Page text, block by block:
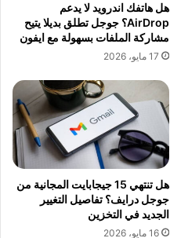
هل هاتفك اندرويد لا يدعم
AirDrop؟ جوجل تطلق بديلا يتيح
مشاركة الملفات بسهولة مع ايفون
17 مايو، 2026
هل تنتهي 15 جيجابايت المجانية من
جوجل درايف؟ تفاصيل التغيير
الجديد في التخزين
16 مايو، 2026